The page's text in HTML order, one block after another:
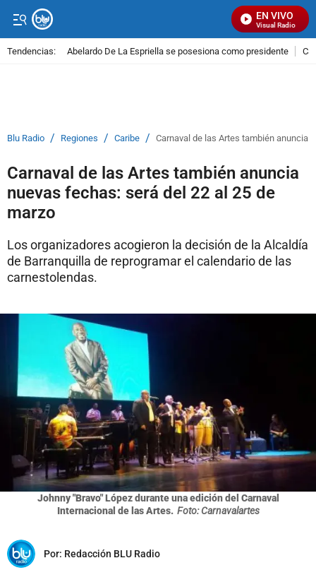
EN VIVO
Señal Visual Radio
Tendencias: Abelardo De La Espriella se posesiona como presidente
Blu Radio / Regiones / Caribe / Carnaval de las Artes también anuncia
Carnaval de las Artes también anuncia
nuevas fechas: será del 22 al 25 de
marzo
Los organizadores acogieron la decisión de la Alcaldía
de Barranquilla de reprogramar el calendario de las
carnestolendas.
Johnny "Bravo" López durante una edición del Carnaval
Internacional de las Artes. Foto: Carnavalartes
Por: Redacción BLU Radio